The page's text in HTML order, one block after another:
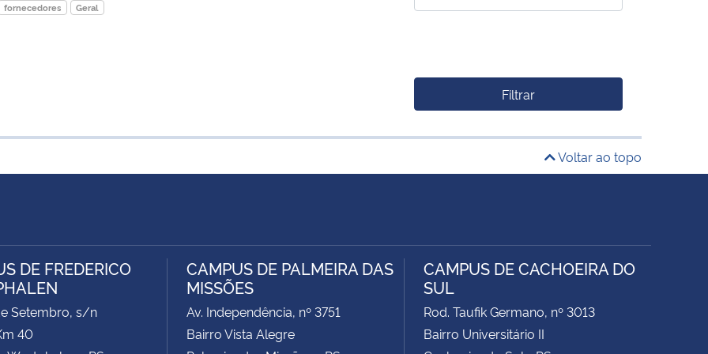
fornecedores Geral
Filtrar
Voltar ao topo
DE FREDERICO
Setembro, s/n
40
CAMPUS DE PALMEIRA DAS
MISSÕES
Av. Independência, nº 3751
Bairro Vista Alegre
CAMPUS DE CACHOEIRA DO
SUL
Rod. Taufik Germano, nº 3013
Bairro Universitário II